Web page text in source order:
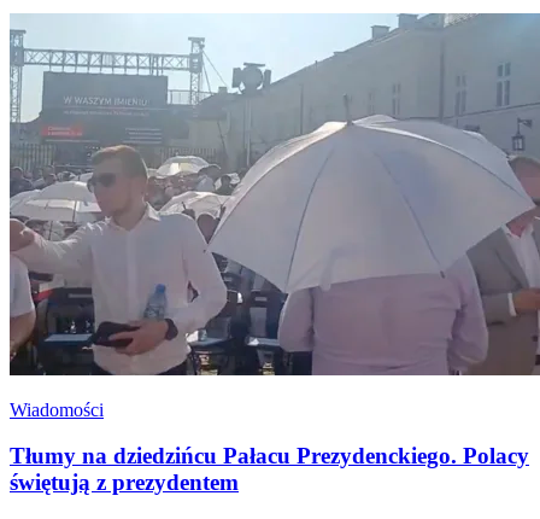
Wiadomości
Tłumy na dziedzińcu Pałacu Prezydenckiego. Polacy
świętują z prezydentem